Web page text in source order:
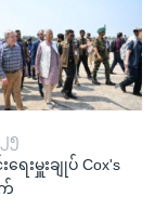
၅
းမှူးချုပ် Cox's
က်